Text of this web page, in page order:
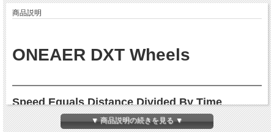
商品説明
ONEAER DXT Wheels
Speed Equals Distance Divided By Time
超軽量58mmディープリムを採用し、強度と軽さを両立させた究極のロングディス
▼ 商品説明の続きを見る ▼